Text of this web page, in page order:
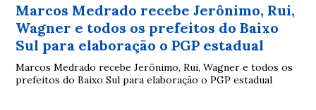
Marcos Medrado recebe Jerônimo, Rui,
Wagner e todos os prefeitos do Baixo
Sul para elaboração o PGP estadual
Marcos Medrado recebe Jerônimo, Rui, Wagner e todos os
prefeitos do Baixo Sul para elaboração o PGP estadual